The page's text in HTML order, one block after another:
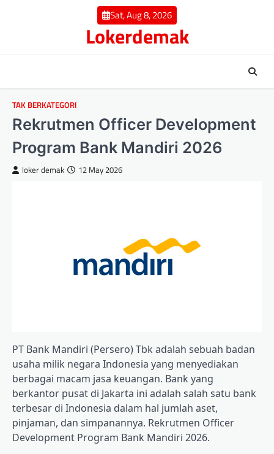
Sat, Aug 8, 2026
Lokerdemak
TAK BERKATEGORI
Rekrutmen Officer Development
Program Bank Mandiri 2026
loker demak 12 May 2026
PT Bank Mandiri (Persero) Tbk adalah sebuah badan
usaha milik negara Indonesia yang menyediakan
berbagai macam jasa keuangan. Bank yang
berkantor pusat di Jakarta ini adalah salah satu bank
terbesar di Indonesia dalam hal jumlah aset,
pinjaman, dan simpanannya. Rekrutmen Officer
Development Program Bank Mandiri 2026.